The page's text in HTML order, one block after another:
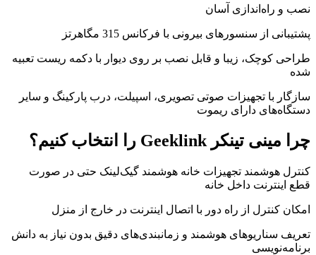
نصب و راه‌اندازی آسان
پشتیبانی از سنسورهای بیرونی با فرکانس 315 مگاهرتز
طراحی کوچک، زیبا و قابل نصب بر روی دیوار با دکمه ریست تعبیه
شده
سازگار با تجهیزات صوتی تصویری، اسپیلت، درب پارکینگ و سایر
دستگاه‌های دارای ریموت
چرا مینی تینکر Geeklink را انتخاب کنیم؟
کنترل هوشمند تجهیزات خانه هوشمند گیک‌لینک حتی در صورت
قطع اینترنت داخل خانه
امکان کنترل از راه دور با اتصال اینترنت در خارج از منزل
تعریف سناریوهای هوشمند و زمانبندی‌های دقیق بدون نیاز به دانش
برنامه‌نویسی